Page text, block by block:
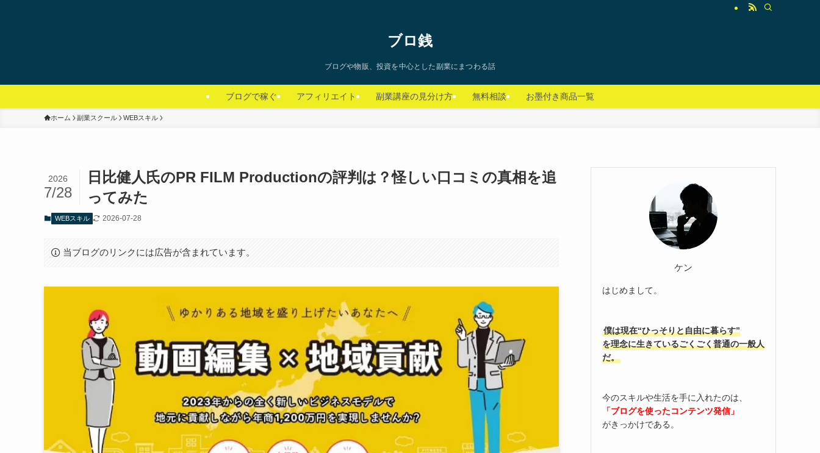
ブロ銭
ブログや物販、投資を中心とした副業にまつわる話
ブログで稼ぐ アフィリエイト 副業講座の見分け方 無料相談 お墨付き商品一覧
ホーム 副業スクール WEBスキル
日比健人氏のPR FILM Productionの評判は？怪しい口コミの真相を追
ってみた
2026
7/28
WEBスキル 2026-07-28
当ブログのリンクには広告が含まれています。
ケン
はじめまして。
僕は現在“ひっそりと自由に暮らす”
を理念に生きているごくごく普通の一般人
だ。
今のスキルや生活を手に入れたのは、
「ブログを使ったコンテンツ発信」
がきっかけである。